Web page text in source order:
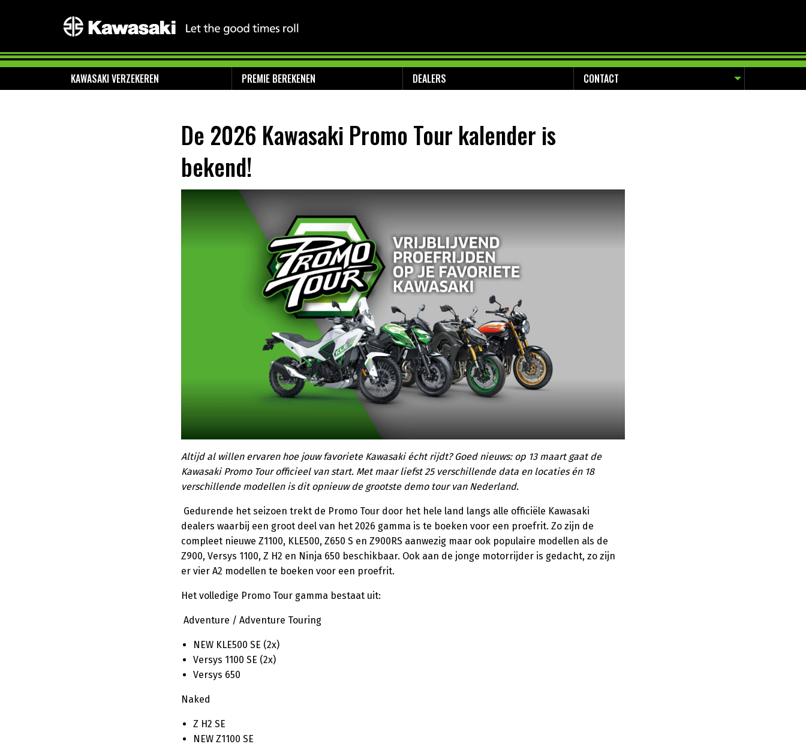
KAWASAKI VERZEKEREN PREMIE BEREKENEN DEALERS CONTACT
De 2026 Kawasaki Promo Tour kalender is
bekend!
Altijd al willen ervaren hoe jouw favoriete Kawasaki écht rijdt? Goed nieuws: op 13 maart gaat de
Kawasaki Promo Tour officieel van start. Met maar liefst 25 verschillende data en locaties én 18
verschillende modellen is dit opnieuw de grootste demo tour van Nederland.
Gedurende het seizoen trekt de Promo Tour door het hele land langs alle officiële Kawasaki
dealers waarbij een groot deel van het 2026 gamma is te boeken voor een proefrit. Zo zijn de
compleet nieuwe Z1100, KLE500, Z650 S en Z900RS aanwezig maar ook populaire modellen als de
Z900, Versys 1100, Z H2 en Ninja 650 beschikbaar. Ook aan de jonge motorrijder is gedacht, zo zijn
er vier A2 modellen te boeken voor een proefrit.
Het volledige Promo Tour gamma bestaat uit:
Adventure / Adventure Touring
NEW KLE500 SE (2x)
Versys 1100 SE (2x)
Versys 650
Naked
Z H2 SE
NEW Z1100 SE